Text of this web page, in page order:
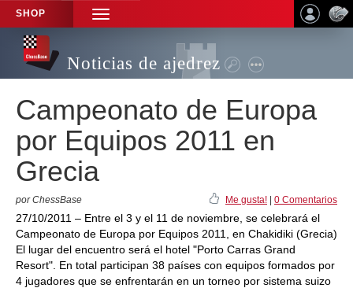
SHOP
TOGGLE
NAVIGATION
Noticias de ajedrez
Campeonato de Europa
por Equipos 2011 en
Grecia
por ChessBase Me gusta! 0 Comentarios
27/10/2011 – Entre el 3 y el 11 de noviembre, se celebrará el
Campeonato de Europa por Equipos 2011, en Chakidiki (Grecia)
El lugar del encuentro será el hotel "Porto Carras Grand
Resort". En total participan 38 países con equipos formados por
4 jugadores que se enfrentarán en un torneo por sistema suizo